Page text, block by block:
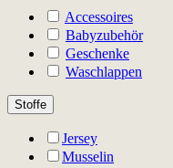
Accessoires
Babyzubehör
Geschenke
Waschlappen
Stoffe
Jersey
Musselin